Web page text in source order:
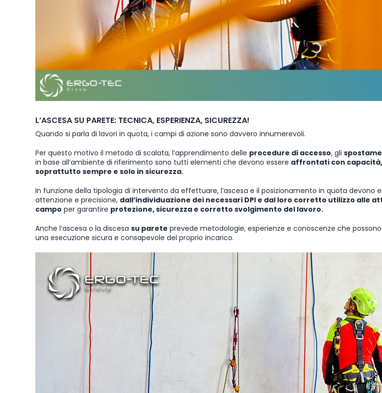
L’ASCESA SU PARETE: TECNICA, ESPERIENZA, SICUREZZA!
Quando si parla di lavori in quota, i campi di azione sono davvero innumerevoli.
Per questo motivo il metodo di scalata, l’apprendimento delle procedure di accesso, gli
in base all’ambiente di riferimento sono tutti elementi che devono essere affrontati con
soprattutto sempre e solo in sicurezza.
In funzione della tipologia di intervento da effettuare, l’ascesa e il posizionamento in quota devono
attenzione e precisione, dall’individuazione dei necessari DPI e dal loro corretto utilizzo alle
campo per garantire protezione, sicurezza e corretto svolgimento del lavoro.
Anche l’ascesa o la discesa su parete prevede metodologie, esperienze e conoscenze che
una esecuzione sicura e consapevole del proprio incarico.